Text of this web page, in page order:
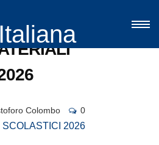
Colombo 0
SCOLASTICI 2026